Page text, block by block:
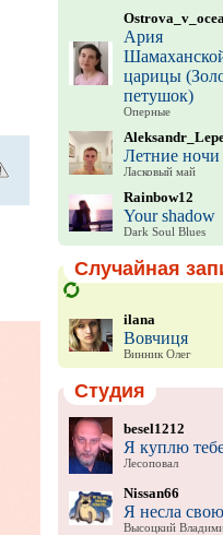
Ария
царицы
петушок)
Оперные
Летние ночи
Ласковый май
Rainbow12
Your shadow
Dark Soul Blues
Случайная
ilana
Вовчиця
Винник Олег
Студия
besel1212
Я куплю
Лесоповал
Nissan66
Я несла
Высоцкий